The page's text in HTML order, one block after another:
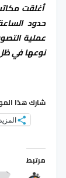
أغلقت
حدود
عملية
نوعها في ظل
شارك هذا
مرتبط